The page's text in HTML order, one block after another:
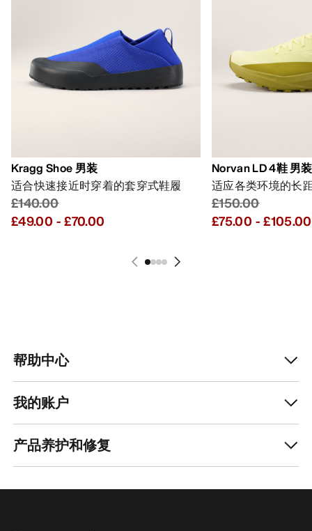
Kragg Shoe 男装
适合快速接近时穿着的套穿式鞋履
£140.00
£49.00 -£70.00
Norvan LD 4鞋 男装
适应各类环境的长
£150.00
£75.00 -£105.00
帮助中心
我的账户
产品养护和修复